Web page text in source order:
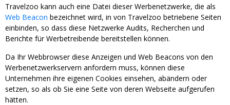
Travelzoo kann auch eine Datei dieser Werbenetzwerke, die als
Web Beacon bezeichnet wird, in von Travelzoo betriebene Seiten
einbinden, so dass diese Netzwerke Audits, Recherchen und
Berichte für Werbetreibende bereitstellen können.
Da Ihr Webbrowser diese Anzeigen und Web Beacons von den
Werbenetzwerkservern anfordern muss, können diese
Unternehmen ihre eigenen Cookies einsehen, abändern oder
setzen, so als ob Sie eine Seite von deren Webseite aufgerufen
hätten.